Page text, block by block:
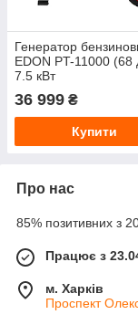
Генератор
EDON PT-11000 (68
7.5 кВт
36 999 ₴
Купити
Про нас
85% позитивних з 20
Працює з
м. Харків
Проспект